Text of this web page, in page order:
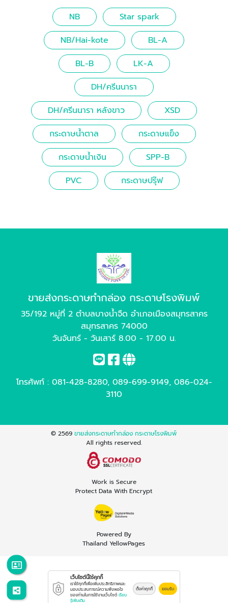
NB
Star spark
NB/Hai-kote
BL-A
BL-B
LK-A
DH/ครีนนารา
DH/ครีนนารา หลังขาว
XSD
กระดาษน้ำตาล
กระดาษแข็ง
กระดาษน้ำเงิน
SPP-B
PVC
กระดาษปรุ๊ฟ
ขายส่งกระดาษทำกล่อง กระดาษโรงพิมพ์
35/192 หมู่ที่ 2 ตำบลบางน้ำจืด อำเภอเมืองสมุทรสาคร
สมุทรสาคร 74000
วันจันทร์ - วันเสาร์ 8.00 - 17.00 น.
โทรศัพท์ : 081-428-8280, 089-699-9149, 086-024-
3110
© 2569ขายส่งกระดาษทำกล่อง กระดาษโรงพิมพ์
All rights reserved.
Work is Secure
Protect Data With Encrypt
Powered By
Thailand YellowPages
เว็บไซต์นี้ใช้คุกกี้
เราใช้คุกกี้เพื่อเพิ่มประสิทธิภาพและ
มอบประสบการณ์ความพึงพอใจ
ของท่านในการใช้งานเว็บไซต์ เรียน
รู้เพิ่มเติม
ตั้งค่าคุกกี้ ยอมรับ